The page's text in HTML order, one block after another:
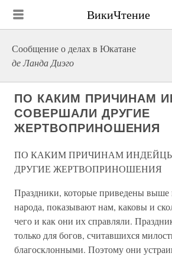
ВикиЧтение
Сообщение о делах в Юкатане
де Ланда Диэго
ПО КАКИМ ПРИЧИНАМ
СОВЕРШАЛИ ДРУГИЕ
ЖЕРТВОПРИНОШЕНИЯ
ПО КАКИМ ПРИЧИНАМ
ДРУГИЕ ЖЕРТВОПРИНОШЕНИЯ
Праздники, которые приведены выше
народа, показывают нам, каковы и
чего и как они их справляли.
только для богов, считавшихся
благосклонными. Поэтому они